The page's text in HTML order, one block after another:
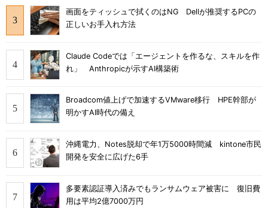
画面をティッシュで拭くのはNG Dellが推奨するPCの
正しいお手入れ方法
Claude Codeでは「エージェントを作るな、スキルを作
れ」 Anthropicが示すAI構築術
Broadcom値上げで加速するVMware移行 HPE幹部が
明かすAI時代の備え
沖縄電力、Notes脱却で年1万5000時間減 kintone市民
開発を安全に広げた6手
多要素認証導入済みでもランサムウェア被害に 復旧費
用は平均2億7000万円